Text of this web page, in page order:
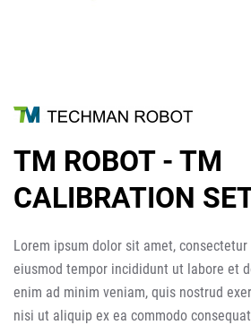
TM ROBOT - TM
CALIBRATION
Lorem ipsum dolor sit amet,
eiusmod tempor incididunt ut labore et
enim ad minim veniam, quis nostrud
nisi ut aliquip ex ea commodo